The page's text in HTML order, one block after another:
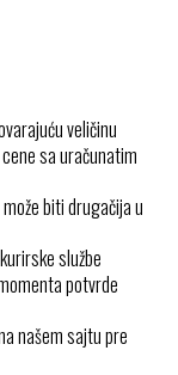
veličinu
sa uračunatim
biti drugačija u
službe
potvrde
našem sajtu pre